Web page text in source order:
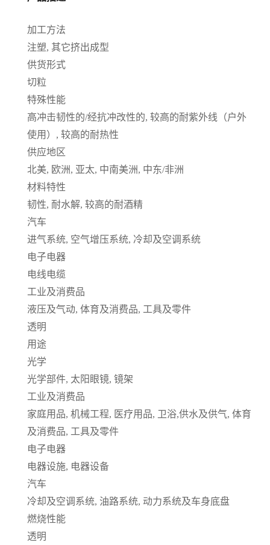
加工方法
注塑, 其它挤出成型
供货形式
切粒
特殊性能
高冲击韧性的/经抗冲改性的, 较高的耐紫外线（户外
使用）, 较高的耐热性
供应地区
北美, 欧洲, 亚太, 中南美洲, 中东/非洲
材料特性
韧性, 耐水解, 较高的耐酒精
汽车
进气系统, 空气增压系统, 冷却及空调系统
电子电器
电线电缆
工业及消费品
液压及气动, 体育及消费品, 工具及零件
透明
用途
光学
光学部件, 太阳眼镜, 镜架
工业及消费品
家庭用品, 机械工程, 医疗用品, 卫浴,供水及供气, 体育
及消费品, 工具及零件
电子电器
电器设施, 电器设备
汽车
冷却及空调系统, 油路系统, 动力系统及车身底盘
燃烧性能
透明